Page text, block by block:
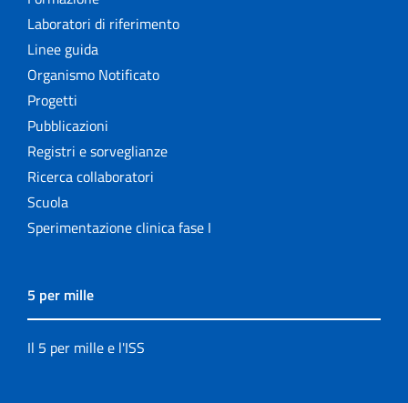
Laboratori di riferimento
Linee guida
Organismo Notificato
Progetti
Pubblicazioni
Registri e sorveglianze
Ricerca collaboratori
Scuola
Sperimentazione clinica fase I
5 per mille
Il 5 per mille e l'ISS